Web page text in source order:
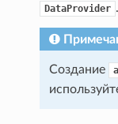
DataProvider .
Создание